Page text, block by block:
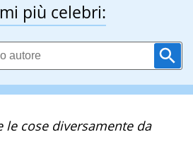
più celebri:
le cose diversamente da